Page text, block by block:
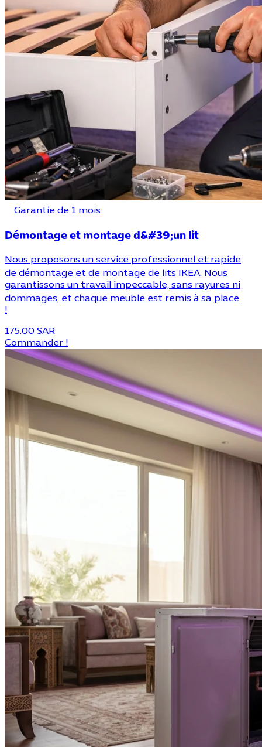
Garantie de 1 mois
Démontage et montage d&#39;un lit
Nous proposons un service professionnel et rapide
de démontage et de montage de lits IKEA. Nous
garantissons un travail impeccable, sans rayures ni
dommages, et chaque meuble est remis à sa place
!
175.00 SAR
Commander !